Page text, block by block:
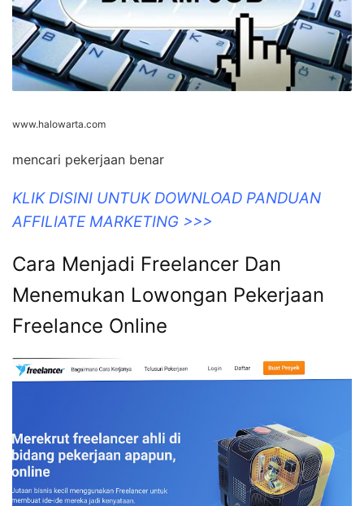
www.halowarta.com
mencari pekerjaan benar
KLIK DISINI UNTUK DOWNLOAD PANDUAN
AFFILIATE MARKETING >>>
Cara Menjadi Freelancer Dan
Menemukan Lowongan Pekerjaan
Freelance Online